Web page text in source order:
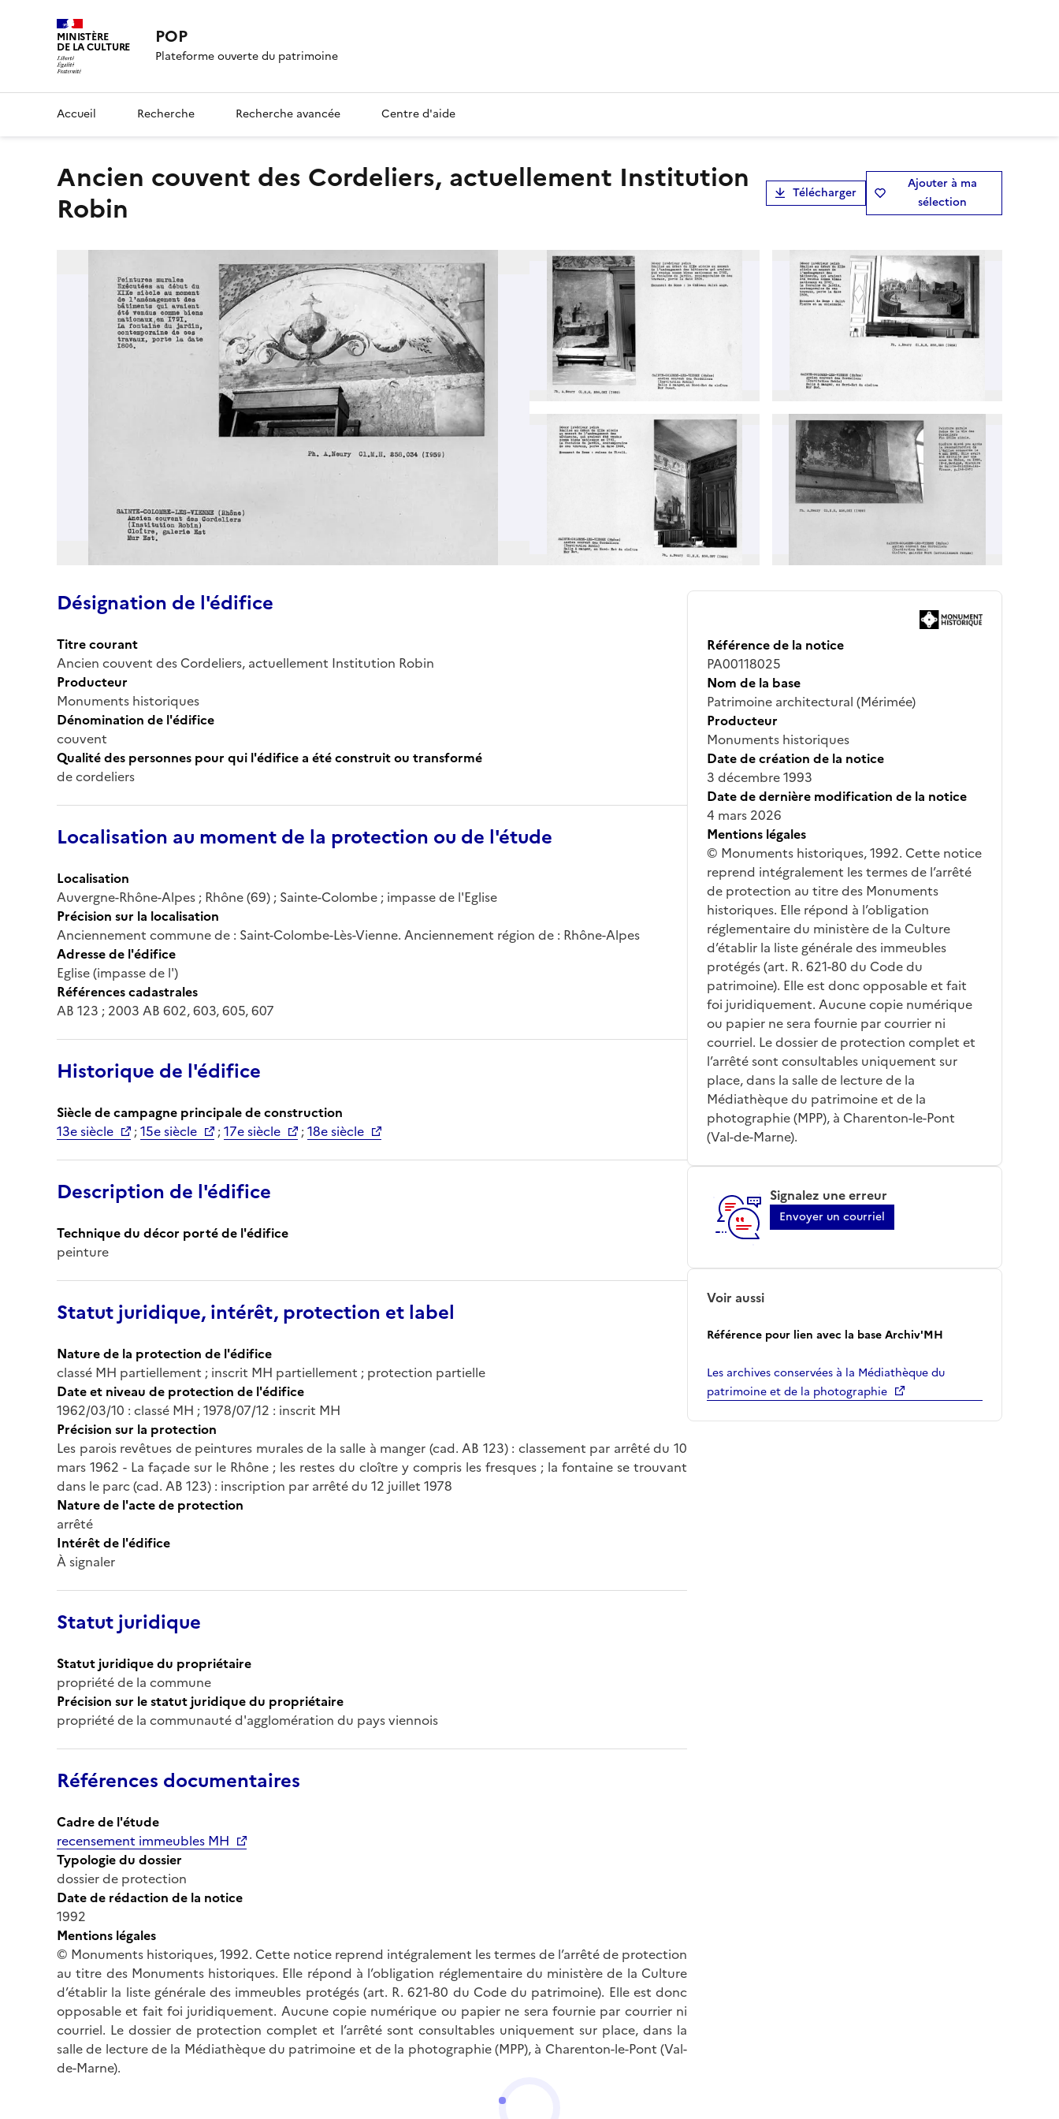
MINISTÈRE
DE LA CULTURE POP
Plateforme ouverte du patrimoine
Accueil Recherche Recherche avancée Centre d'aide
Ancien couvent des Cordeliers, actuellement Institution
Robin
Télécharger
Ajouter à ma
sélection
Désignation de l'édifice
Titre courant
Ancien couvent des Cordeliers, actuellement Institution Robin
Producteur
Monuments historiques
Dénomination de l'édifice
couvent
Qualité des personnes pour qui l'édifice a été construit ou transformé
de cordeliers
Localisation au moment de la protection ou de l'étude
Localisation
Auvergne-Rhône-Alpes ; Rhône (69) ; Sainte-Colombe ; impasse de l'Eglise
Précision sur la localisation
Anciennement commune de : Saint-Colombe-Lès-Vienne. Anciennement région de : Rhône-Alpes
Adresse de l'édifice
Eglise (impasse de l')
Références cadastrales
AB 123 ; 2003 AB 602, 603, 605, 607
Historique de l'édifice
Siècle de campagne principale de construction
13e siècle
;15e siècle ;17e siècle ;18e siècle
Description de l'édifice
Technique du décor porté de l'édifice
peinture
Statut juridique, intérêt, protection et label
Nature de la protection de l'édifice
classé MH partiellement ; inscrit MH partiellement ; protection partielle
Date et niveau de protection de l'édifice
1962/03/10 : classé MH ; 1978/07/12 : inscrit MH
Précision sur la protection
Les parois revêtues de peintures murales de la salle à manger (cad. AB 123) : classement par arrêté du 10
mars 1962 - La façade sur le Rhône ; les restes du cloître y compris les fresques ; la fontaine se trouvant
dans le parc (cad. AB 123) : inscription par arrêté du 12 juillet 1978
Nature de l'acte de protection
arrêté
Intérêt de l'édifice
À signaler
Statut juridique
Statut juridique du propriétaire
propriété de la commune
Précision sur le statut juridique du propriétaire
propriété de la communauté d'agglomération du pays viennois
Références documentaires
Cadre de l'étude
recensement immeubles MH
Typologie du dossier
dossier de protection
Date de rédaction de la notice
1992
Mentions légales
© Monuments historiques, 1992. Cette notice reprend intégralement les termes de l’arrêté de protection
au titre des Monuments historiques. Elle répond à l’obligation réglementaire du ministère de la Culture
d’établir la liste générale des immeubles protégés (art. R. 621-80 du Code du patrimoine). Elle est donc
opposable et fait foi juridiquement. Aucune copie numérique ou papier ne sera fournie par courrier ni
courriel. Le dossier de protection complet et l’arrêté sont consultables uniquement sur place, dans la
salle de lecture de la Médiathèque du patrimoine et de la photographie (MPP), à Charenton-le-Pont (Val-
de-Marne).
Référence de la notice
PA00118025
Nom de la base
Patrimoine architectural (Mérimée)
Producteur
Monuments historiques
Date de création de la notice
3 décembre 1993
Date de dernière modification de la notice
4 mars 2026
Mentions légales
© Monuments historiques, 1992. Cette notice
reprend intégralement les termes de l’arrêté
de protection au titre des Monuments
historiques. Elle répond à l’obligation
réglementaire du ministère de la Culture
d’établir la liste générale des immeubles
protégés (art. R. 621-80 du Code du
patrimoine). Elle est donc opposable et fait
foi juridiquement. Aucune copie numérique
ou papier ne sera fournie par courrier ni
courriel. Le dossier de protection complet et
l’arrêté sont consultables uniquement sur
place, dans la salle de lecture de la
Médiathèque du patrimoine et de la
photographie (MPP), à Charenton-le-Pont
(Val-de-Marne).
Signalez une erreur
Envoyer un courriel
Voir aussi
Référence pour lien avec la base Archiv'MH
Les archives conservées à la Médiathèque du
patrimoine et de la photographie